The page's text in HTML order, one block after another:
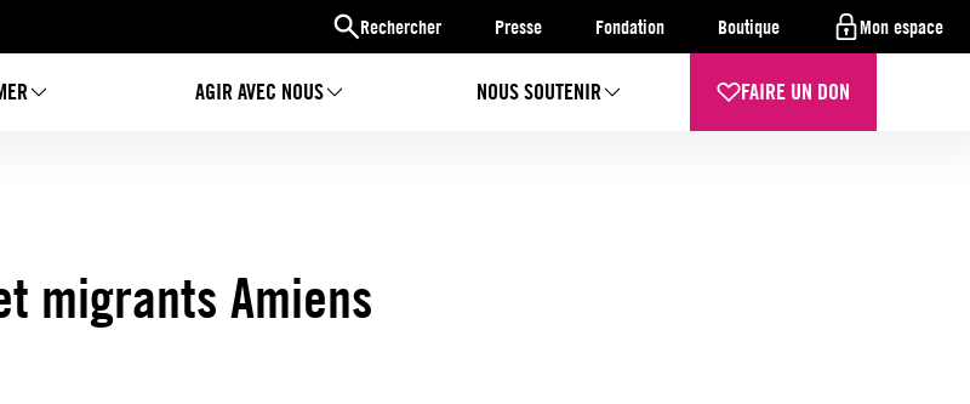
Rechercher Presse Fondation Boutique Mon espace
AGIR AVEC NOUS NOUS SOUTENIR FAIRE UN DON
migrants Amiens